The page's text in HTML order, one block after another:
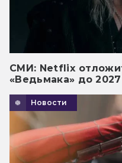
СМИ: Netflix
«Ведьмака» до
Новости